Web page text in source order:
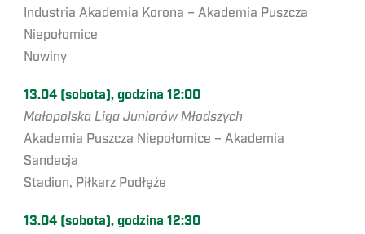
Industria Akademia Korona – Akademia Puszcza
Niepołomice
Nowiny
13.04 (sobota), godzina 12:00
Małopolska Liga Juniorów Młodszych
Akademia Puszcza Niepołomice – Akademia
Sandecja
Stadion, Piłkarz Podłęże
13.04 (sobota), godzina 12:30